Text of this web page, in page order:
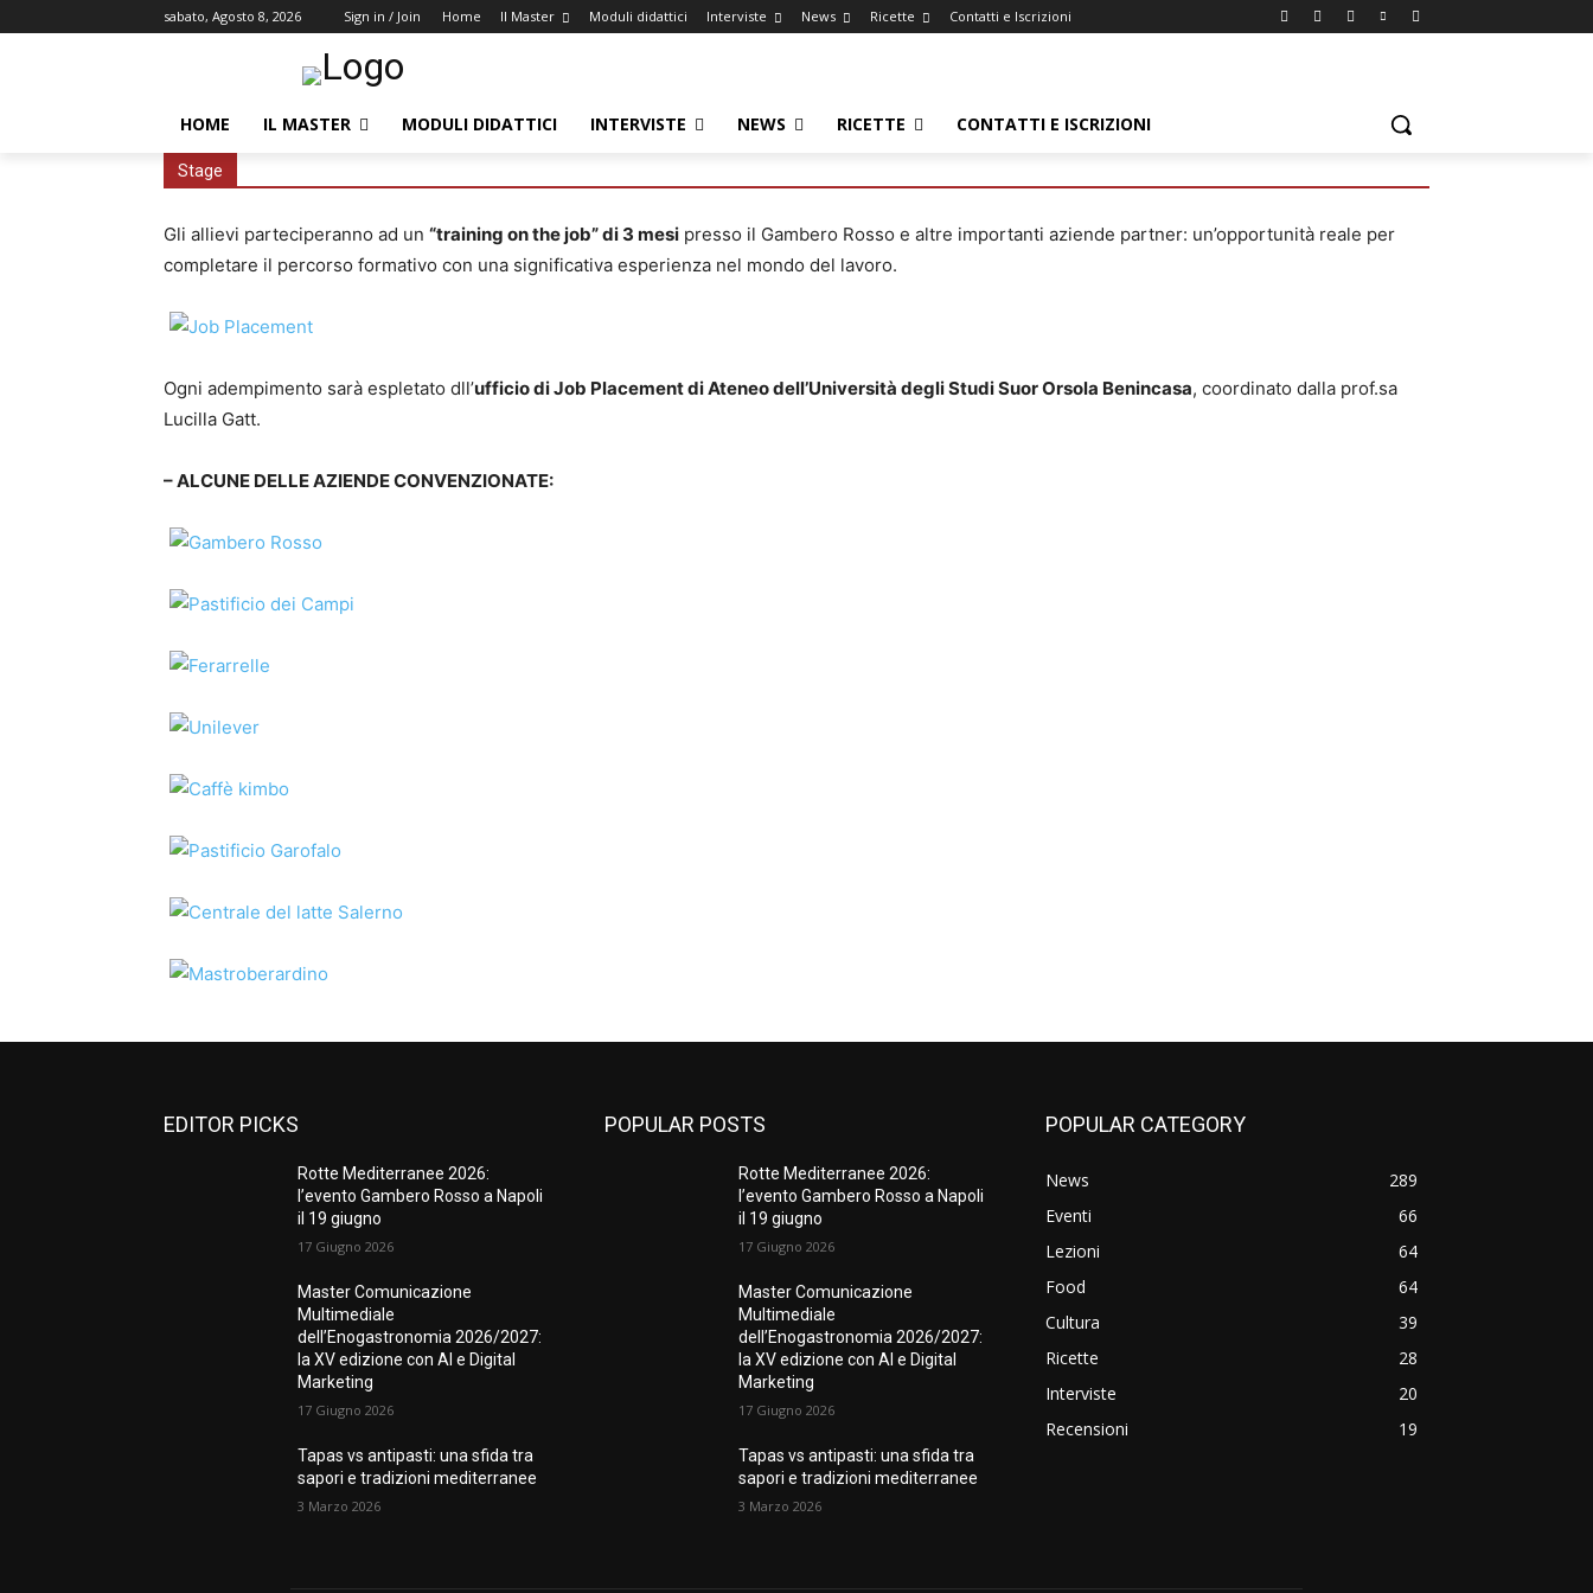
sabato, Agosto 8, 2026 Sign in / Join Home Il Master Moduli didattici Interviste News Ricette Contatti e Iscrizioni
HOME IL MASTER MODULI DIDATTICI INTERVISTE NEWS RICETTE CONTATTI E ISCRIZIONI
Stage
Gli allievi parteciperanno ad un “training on the job” di 3 mesi presso il Gambero Rosso e altre importanti aziende partner: un’opportunità reale per
completare il percorso formativo con una significativa esperienza nel mondo del lavoro.
Ogni adempimento sarà espletato dll’ufficio di Job Placement di Ateneo dell’Università degli Studi Suor Orsola Benincasa, coordinato dalla prof.sa
Lucilla Gatt.
– ALCUNE DELLE AZIENDE CONVENZIONATE:
EDITOR PICKS
Rotte Mediterranee 2026:
l’evento Gambero Rosso a Napoli
il 19 giugno
17 Giugno 2026
Master Comunicazione
Multimediale
dell’Enogastronomia 2026/2027:
la XV edizione con AI e Digital
Marketing
17 Giugno 2026
Tapas vs antipasti: una sfida tra
sapori e tradizioni mediterranee
3 Marzo 2026
POPULAR POSTS
Rotte Mediterranee 2026:
l’evento Gambero Rosso a Napoli
il 19 giugno
17 Giugno 2026
Master Comunicazione
Multimediale
dell’Enogastronomia 2026/2027:
la XV edizione con AI e Digital
Marketing
17 Giugno 2026
Tapas vs antipasti: una sfida tra
sapori e tradizioni mediterranee
3 Marzo 2026
POPULAR CATEGORY
News
289
Eventi
66
Lezioni
64
Food
64
Cultura
39
Ricette
28
Interviste
20
Recensioni
19